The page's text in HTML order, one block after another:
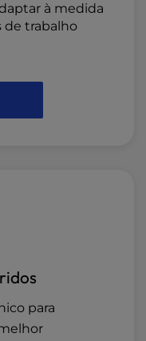
à medida
de trabalho
para